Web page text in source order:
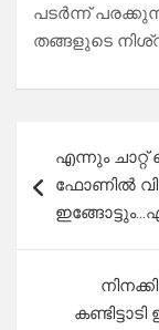
പടർന്ന്
തങ്ങളുടെ
navigation
എന്നും
ഫോണിൽ